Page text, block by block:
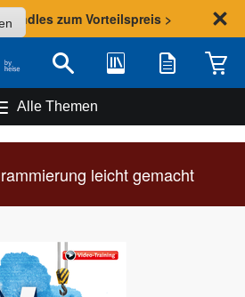
zum Vorteilspreis >
Suche Bibliothek Merkliste
Alle Themen
leicht gemacht